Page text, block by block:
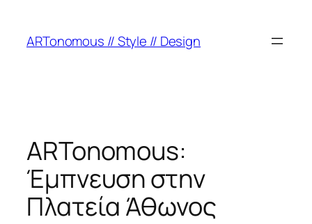
ARTonomous // Style // Design
ARTonomous:
Έμπνευση στην
Πλατεία Άθωνος